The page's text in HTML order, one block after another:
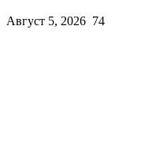
Август 5, 2026 74